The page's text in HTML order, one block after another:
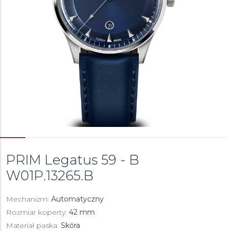
PRIM Legatus 59 - B
W01P.13265.B
Mechanizm: Automatyczny
Rozmiar koperty: 42 mm
Materiał paska: Skóra